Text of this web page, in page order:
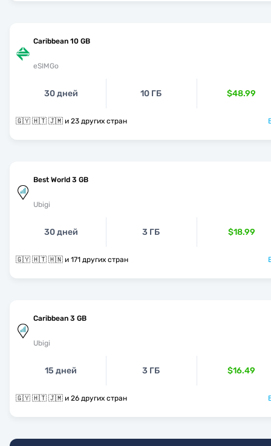
Caribbean 10 GB
eSIMGo
30 дней 10 ГБ $48.99
🇬🇾 🇭🇹 🇯🇲 и 23 других стран
Best World 3 GB
Ubigi
30 дней 3 ГБ $18.99
🇬🇾 🇭🇹 🇭🇳 и 171 других стран
Caribbean 3 GB
Ubigi
15 дней 3 ГБ $16.49
🇬🇾 🇭🇹 🇯🇲 и 26 других стран